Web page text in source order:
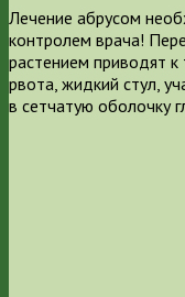
Лечение абрусом
контролем врача!
растением приводят
рвота, жидкий стул,
в сетчатую оболочку